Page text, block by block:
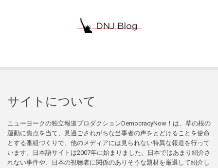
サイトについて
ニューヨークの独立報道プロダクションDemocracyNow！は、草の根の
運動に焦点を当て、見過ごされがちな当事者の声をとどけることを使命
とする番組づくりで、他のメディアには見られない特異な報道を行って
います。日本語サイトは2007年に始まりました。日本ではあまり紹介さ
れない事件や、日本の視聴者に関係のありそうな題材を厳選して紹介し